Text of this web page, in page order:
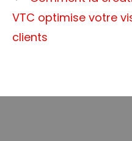
VTC optimise votre
clients